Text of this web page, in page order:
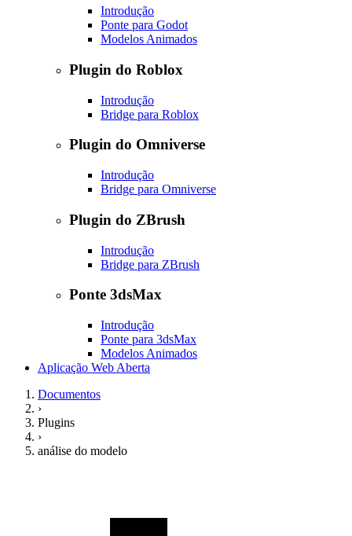
Introdução
Ponte para Godot
Modelos Animados
Plugin do Roblox
Introdução
Bridge para Roblox
Plugin do Omniverse
Introdução
Bridge para Omniverse
Plugin do ZBrush
Introdução
Bridge para ZBrush
Ponte 3dsMax
Introdução
Ponte para 3dsMax
Modelos Animados
Aplicação Web Aberta
Documentos
›
Plugins
›
análise do modelo